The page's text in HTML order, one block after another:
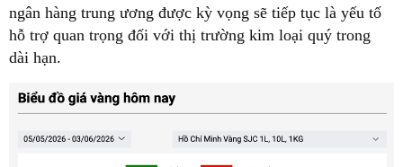
ngân hàng trung ương được kỳ vọng sẽ tiếp tục là yếu tố
hỗ trợ quan trọng đối với thị trường kim loại quý trong
dài hạn.